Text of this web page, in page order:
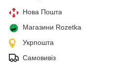
Нова Пошта
Магазини Rozetka
Укрпошта
Самовивіз